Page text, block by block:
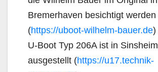
Bremerhaven besichtigt werden
(https://uboot-wilhelm-bauer.de)
U-Boot Typ 206A ist in Sinsheim
ausgestellt (https://u17.technik-